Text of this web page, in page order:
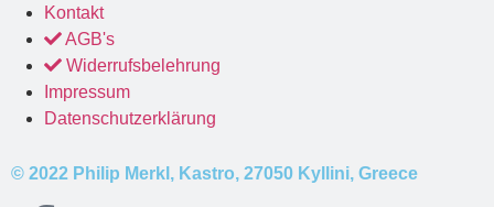
Kontakt
AGB's
Widerrufsbelehrung
Impressum
Datenschutzerklärung
© 2022 Philip Merkl, Kastro, 27050 Kyllini, Greece